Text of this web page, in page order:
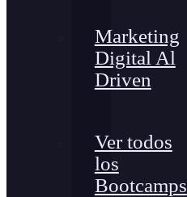
Marketing
Digital Al
Driven
Ver todos
los
Bootcamps